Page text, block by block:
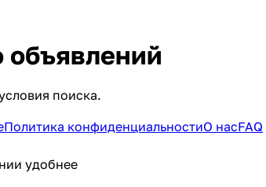
объявлений
поиска.
Политика конфиденциальностиО насFAQ
удобнее